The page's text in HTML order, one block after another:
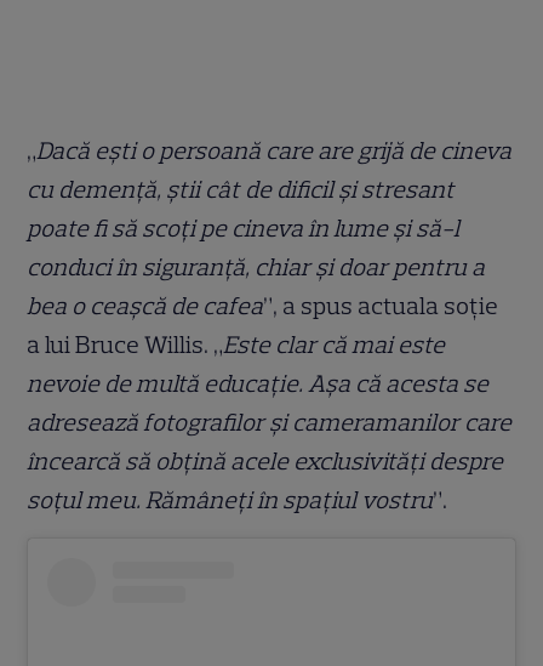
„Dacă eşti o persoană care are grijă de cineva
cu demenţă, ştii cât de dificil şi stresant
poate fi să scoţi pe cineva în lume şi să-l
conduci în siguranţă, chiar şi doar pentru a
bea o ceaşcă de cafea”, a spus actuala soție
a lui Bruce Willis. „Este clar că mai este
nevoie de multă educaţie. Aşa că acesta se
adresează fotografilor şi cameramanilor care
încearcă să obţină acele exclusivităţi despre
soţul meu. Rămâneţi în spaţiul vostru”.